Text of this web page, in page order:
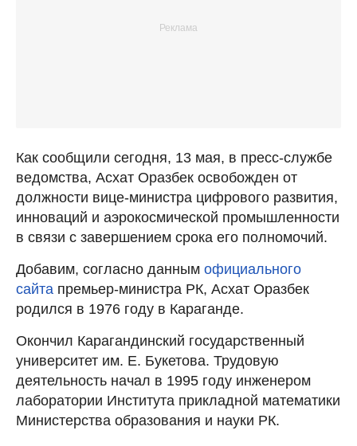
Как сообщили сегодня, 13 мая, в пресс-службе
ведомства, Асхат Оразбек освобожден от
должности вице-министра цифрового развития,
инноваций и аэрокосмической промышленности
в связи с завершением срока его полномочий.
Добавим, согласно данным официального
сайта премьер-министра РК, Асхат Оразбек
родился в 1976 году в Караганде.
Окончил Карагандинский государственный
университет им. Е. Букетова. Трудовую
деятельность начал в 1995 году инженером
лаборатории Института прикладной математики
Министерства образования и науки РК.